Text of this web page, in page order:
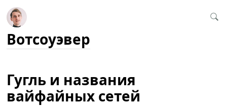
Вотсоуэвер
Гугль и названия
вайфайных сетей